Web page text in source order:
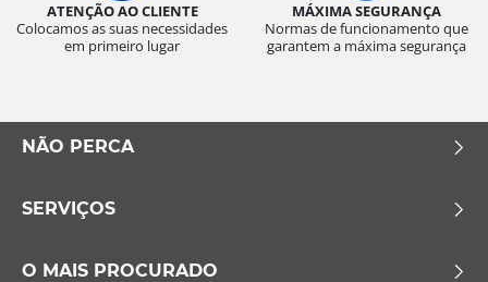
ATENÇÃO AO CLIENTE
Colocamos as suas necessidades
em primeiro lugar
MÁXIMA SEGURANÇA
Normas de funcionamento que
garantem a máxima segurança
NÃO PERCA
SERVIÇOS
O MAIS PROCURADO